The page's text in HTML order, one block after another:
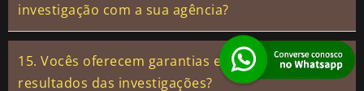
investigação com a sua agência?
15. Vocês oferecem garantias em relação aos
resultados das investigações?